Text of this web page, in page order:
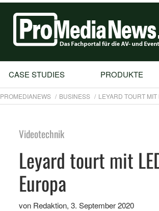
CASE STUDIES PRODUKTE
PROMEDIANEWS BUSINESS LEYARD TOURT
Videotechnik
Leyard tourt mit
Europa
von Redaktion, 3. September 2020